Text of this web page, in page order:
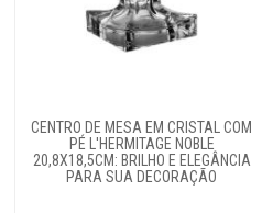
CENTRO DE MESA EM CRISTAL COM
PÉ L'HERMITAGE NOBLE
20,8X18,5CM: BRILHO E ELEGÂNCIA
PARA SUA DECORAÇÃO